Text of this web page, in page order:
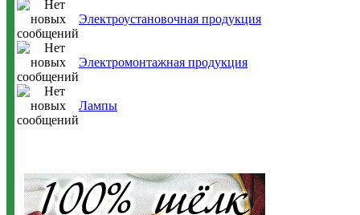
Электроустановочная продукция
Электромонтажная продукция
Лампы